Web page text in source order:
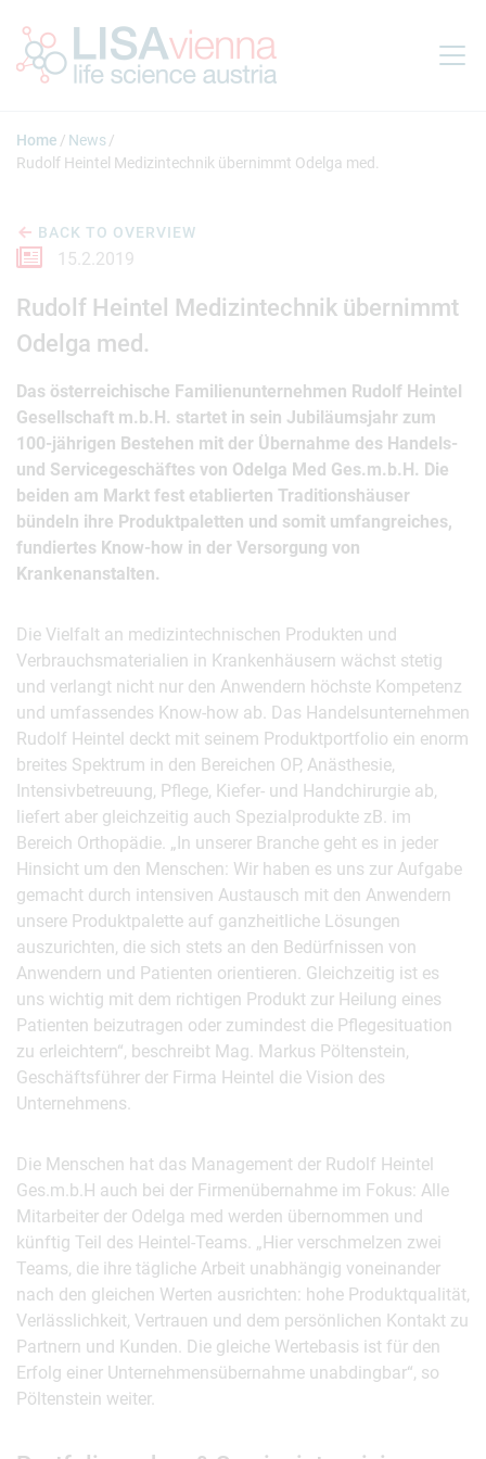
Home
News
Rudolf Heintel Medizintechnik übernimmt Odelga med.
BACK TO OVERVIEW
15.2.2019
Rudolf Heintel Medizintechnik übernimmt
Odelga med.
Das österreichische Familienunternehmen Rudolf Heintel
Gesellschaft m.b.H. startet in sein Jubiläumsjahr zum
100-jährigen Bestehen mit der Übernahme des Handels-
und Servicegeschäftes von Odelga Med Ges.m.b.H. Die
beiden am Markt fest etablierten Traditionshäuser
bündeln ihre Produktpaletten und somit umfangreiches,
fundiertes Know-how in der Versorgung von
Krankenanstalten.
Die Vielfalt an medizintechnischen Produkten und
Verbrauchsmaterialien in Krankenhäusern wächst stetig
und verlangt nicht nur den Anwendern höchste Kompetenz
und umfassendes Know-how ab. Das Handelsunternehmen
Rudolf Heintel deckt mit seinem Produktportfolio ein enorm
breites Spektrum in den Bereichen OP, Anästhesie,
Intensivbetreuung, Pflege, Kiefer- und Handchirurgie ab,
liefert aber gleichzeitig auch Spezialprodukte zB. im
Bereich Orthopädie. „In unserer Branche geht es in jeder
Hinsicht um den Menschen: Wir haben es uns zur Aufgabe
gemacht durch intensiven Austausch mit den Anwendern
unsere Produktpalette auf ganzheitliche Lösungen
auszurichten, die sich stets an den Bedürfnissen von
Anwendern und Patienten orientieren. Gleichzeitig ist es
uns wichtig mit dem richtigen Produkt zur Heilung eines
Patienten beizutragen oder zumindest die Pflegesituation
zu erleichtern“, beschreibt Mag. Markus Pöltenstein,
Geschäftsführer der Firma Heintel die Vision des
Unternehmens.
Die Menschen hat das Management der Rudolf Heintel
Ges.m.b.H auch bei der Firmenübernahme im Fokus: Alle
Mitarbeiter der Odelga med werden übernommen und
künftig Teil des Heintel-Teams. „Hier verschmelzen zwei
Teams, die ihre tägliche Arbeit unabhängig voneinander
nach den gleichen Werten ausrichten: hohe Produktqualität,
Verlässlichkeit, Vertrauen und dem persönlichen Kontakt zu
Partnern und Kunden. Die gleiche Wertebasis ist für den
Erfolg einer Unternehmensübernahme unabdingbar“, so
Pöltenstein weiter.